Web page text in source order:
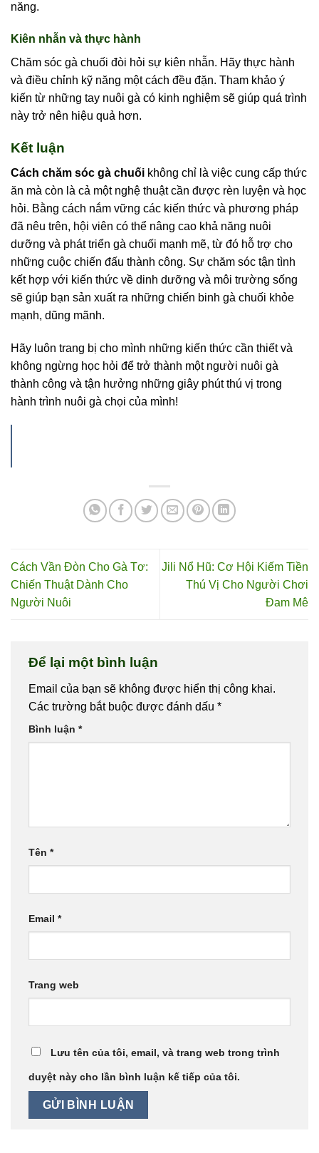
năng.
Kiên nhẫn và thực hành
Chăm sóc gà chuối đòi hỏi sự kiên nhẫn. Hãy thực hành
và điều chỉnh kỹ năng một cách đều đặn. Tham khảo ý
kiến từ những tay nuôi gà có kinh nghiệm sẽ giúp quá trình
này trở nên hiệu quả hơn.
Kết luận
Cách chăm sóc gà chuối không chỉ là việc cung cấp thức
ăn mà còn là cả một nghệ thuật cần được rèn luyện và học
hỏi. Bằng cách nắm vững các kiến thức và phương pháp
đã nêu trên, hội viên có thể nâng cao khả năng nuôi
dưỡng và phát triển gà chuối mạnh mẽ, từ đó hỗ trợ cho
những cuộc chiến đấu thành công. Sự chăm sóc tận tình
kết hợp với kiến thức về dinh dưỡng và môi trường sống
sẽ giúp bạn sản xuất ra những chiến binh gà chuối khỏe
mạnh, dũng mãnh.
Hãy luôn trang bị cho mình những kiến thức cần thiết và
không ngừng học hỏi để trở thành một người nuôi gà
thành công và tận hưởng những giây phút thú vị trong
hành trình nuôi gà chọi của mình!
Cách Vần Đòn Cho Gà Tơ:
Chiến Thuật Dành Cho
Người Nuôi
Jili Nổ Hũ: Cơ Hội Kiếm Tiền
Thú Vị Cho Người Chơi
Đam Mê
Để lại một bình luận
Email của bạn sẽ không được hiển thị công khai.
Các trường bắt buộc được đánh dấu *
Bình luận *
Tên *
Email *
Trang web
Lưu tên của tôi, email, và trang web trong trình
duyệt này cho lần bình luận kế tiếp của tôi.